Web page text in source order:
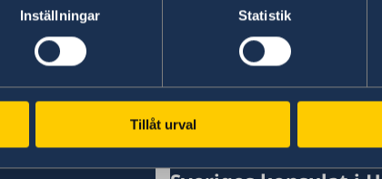
Inställningar Statistik
Tillåt urval
Ladda ner UD Resklar på Google Play
Ladda ner UD Resklar på iTunes
UD